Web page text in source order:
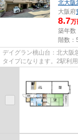
北大阪
大阪府
8.7万
築年数
階数：
デイグラン桃山台：北大阪
タイプになります。2駅利